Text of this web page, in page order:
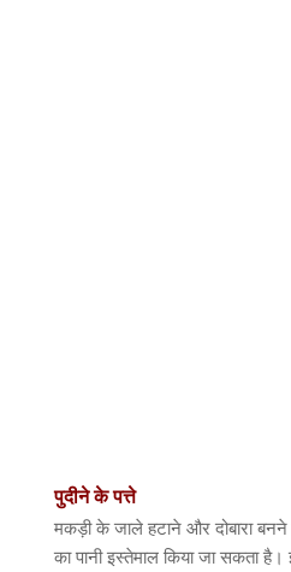
पुदीनेकेपत्ते
मकड़ी के जाले हटाने और दोबारा
का पानी इस्तेमाल किया जा सकता